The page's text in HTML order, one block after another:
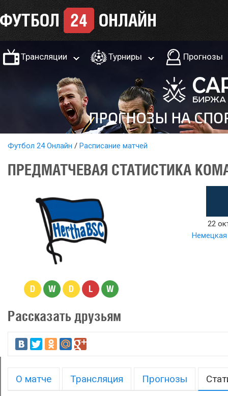
Трансляции Турниры Прогнозы
Футбол 24 Онлайн Расписание матчей
ПРЕДМАТЧЕВАЯ СТАТИСТИКА
D W D L W
22
Немецкая
Рассказать друзьям
О матче Трансляция Прогнозы